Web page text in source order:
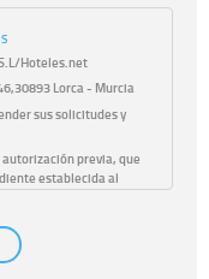
Hoteles.net
Lorca - Murcia
sus solicitudes y
previa, que
establecida al
su consentimiento